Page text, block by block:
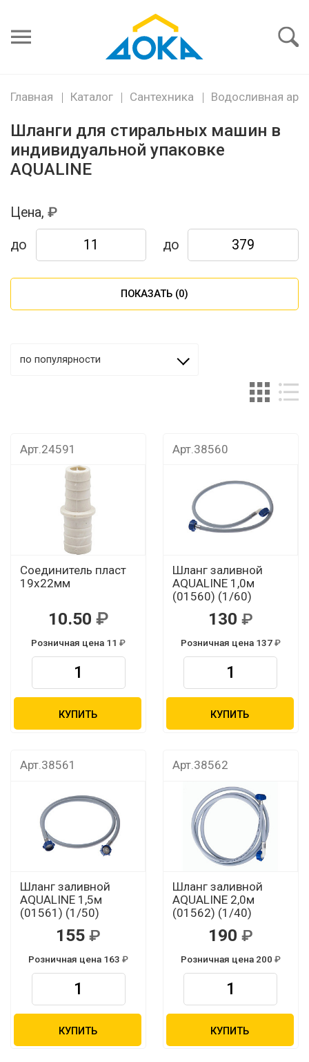
пароль
Главная Каталог Сантехника Водосливная
Шланги для стиральных машин в
индивидуальной упаковке
AQUALINE
Цена,
до до
ПОКАЗАТЬ (0)
по популярности
Арт.24591
Соединитель пласт
19х22мм
10.50
Розничная цена 11
КУПИТЬ
Арт.38560
Шланг заливной
AQUALINE 1,0м
(01560) (1/60)
130
Розничная цена 137
КУПИТЬ
Арт.38561
Шланг заливной
AQUALINE 1,5м
(01561) (1/50)
155
Розничная цена 163
КУПИТЬ
Арт.38562
Шланг заливной
AQUALINE 2,0м
(01562) (1/40)
190
Розничная цена 200
КУПИТЬ